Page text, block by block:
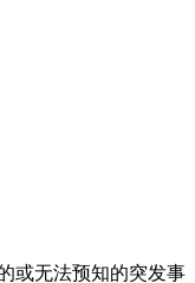
或无法预知的突发事